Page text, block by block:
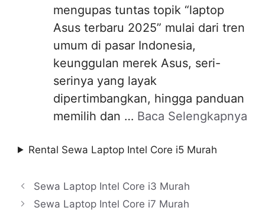
mengupas tuntas topik “laptop
Asus terbaru 2025” mulai dari tren
umum di pasar Indonesia,
keunggulan merek Asus, seri-
serinya yang layak
dipertimbangkan, hingga panduan
memilih dan … Baca Selengkapnya
Rental Sewa Laptop Intel Core i5 Murah
Sewa Laptop Intel Core i3 Murah
Sewa Laptop Intel Core i7 Murah